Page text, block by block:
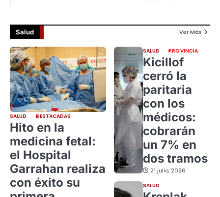
Salud Ver Más
SALUD DESTACADAS
Hito en la
medicina fetal:
el Hospital
Garrahan realiza
con éxito su
SALUD PROVINCIA
Kicillof
cerró la
paritaria
con los
médicos:
cobrarán
un 7% en
dos tramos
21 julio, 2026
SALUD